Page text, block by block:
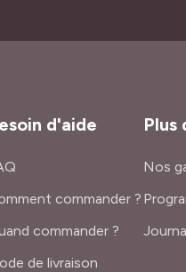
d'aide
commander ?
commander ?
de livraison
Plus
Nos